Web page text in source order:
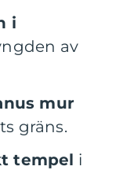
i
av
mur
gräns.
tempel i